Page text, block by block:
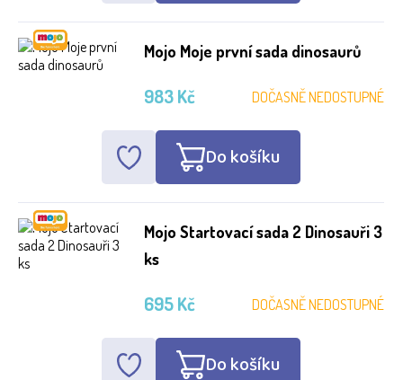
Mojo Moje první sada dinosaurů
DOČASNĚ NEDOSTUPNÉ
983 Kč
Do košíku
Mojo Startovací sada 2 Dinosauři 3
ks
DOČASNĚ NEDOSTUPNÉ
695 Kč
Do košíku